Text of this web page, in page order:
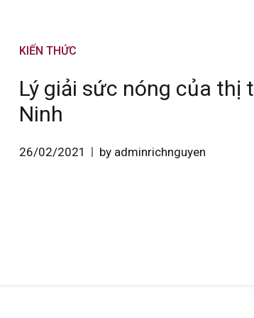
KIẾN THỨC
Lý giải sức nóng của thị
Ninh
26/02/2021 by adminrichnguyen